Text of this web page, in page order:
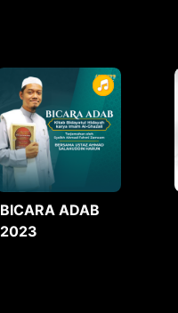
BICARA ADAB
2023